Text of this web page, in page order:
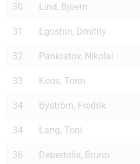
30 Lind, Bjoern
31 Egoshin, Dmitriy
32 Pankratov, Nikolai
33 Koos, Torin
34 Byström, Fredrik
34 Lang, Toni
36 Debertolis, Bruno